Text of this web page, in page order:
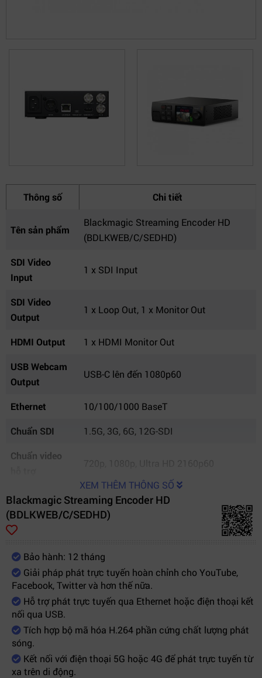
Thông số Chi tiết
Tên sản phẩm
Blackmagic Streaming Encoder HD
(BDLKWEB/C/SEDHD)
SDI Video
Input
1 x SDI Input
SDI Video
Output
1 x Loop Out, 1 x Monitor Out
HDMI Output
1 x HDMI Monitor Out
USB Webcam
Output
USB-C lên đến 1080p60
Ethernet
10/100/1000 BaseT
Chuẩn SDI
1.5G, 3G, 6G, 12G-SDI
Chuẩn video
Không gian
màu
Rec.601, Rec.709, Rec.2020
Streaming
Protocol
Closed
Captions
CEA-608, CEA-708
Màn hình điều
khiển
Điều khiển
Front Panel, USB-C, Ethernet
XEM THÊM THÔNG SỐ
Blackmagic Streaming Encoder HD
(BDLKWEB/C/SEDHD)
Bảo hành: 12 tháng
Giải pháp phát trực tuyến hoàn chỉnh cho YouTube,
Facebook, Twitter và hơn thế nữa.
Hỗ trợ phát trực tuyến qua Ethernet hoặc điện thoại kết
nối qua USB.
Tích hợp bộ mã hóa H.264 phần cứng chất lượng phát
sóng.
Kết nối với điện thoại 5G hoặc 4G để phát trực tuyến từ
xa trên di động.